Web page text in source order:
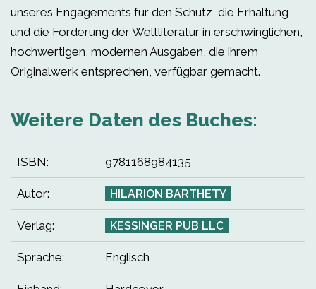
unseres Engagements für den Schutz, die Erhaltung
und die Förderung der Weltliteratur in erschwinglichen,
hochwertigen, modernen Ausgaben, die ihrem
Originalwerk entsprechen, verfügbar gemacht.
Weitere Daten des Buches:
ISBN: 9781168984135
Autor: HILARION BARTHETY
Verlag: KESSINGER PUB LLC
Sprache: Englisch